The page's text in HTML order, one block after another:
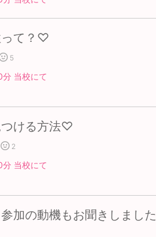
って？♡
5
当校にて
つける方法♡
2
当校にて
加の動機もお聞きしました